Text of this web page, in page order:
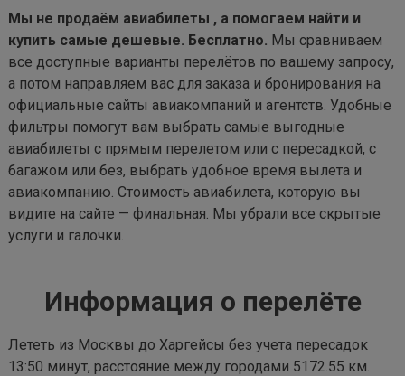
Мы не продаём авиабилеты , а помогаем найти и
купить самые дешевые. Бесплатно. Мы сравниваем
все доступные варианты перелётов по вашему запросу,
а потом направляем вас для заказа и бронирования на
официальные сайты авиакомпаний и агентств. Удобные
фильтры помогут вам выбрать самые выгодные
авиабилеты с прямым перелетом или с пересадкой, с
багажом или без, выбрать удобное время вылета и
авиакомпанию. Стоимость авиабилета, которую вы
видите на сайте — финальная. Мы убрали все скрытые
услуги и галочки.
Информация о перелёте
Лететь из Москвы до Харгейсы без учета пересадок
13:50 минут, расстояние между городами 5172.55 км.